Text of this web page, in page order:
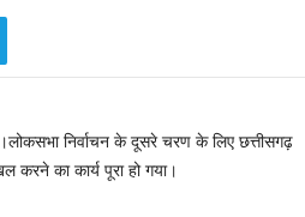
निर्वाचन के दूसरे चरण के लिए छत्तीसगढ़
करने का कार्य पूरा हो गया।